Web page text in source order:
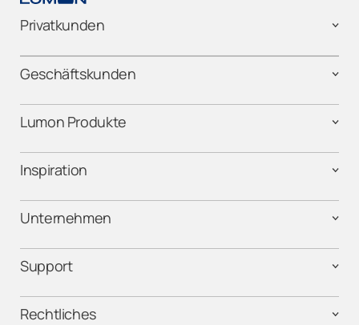
Privatkunden
Geschäftskunden
Lumon Produkte
Inspiration
Unternehmen
Support
Rechtliches